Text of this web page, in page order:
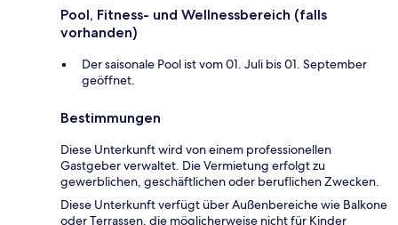
Pool, Fitness- und Wellnessbereich (falls
vorhanden)
Der saisonale Pool ist vom 01. Juli bis 01. September
geöffnet.
Bestimmungen
Diese Unterkunft wird von einem professionellen
Gastgeber verwaltet. Die Vermietung erfolgt zu
gewerblichen, geschäftlichen oder beruflichen Zwecken.
Diese Unterkunft verfügt über Außenbereiche wie Balkone
oder Terrassen, die möglicherweise nicht für Kinder